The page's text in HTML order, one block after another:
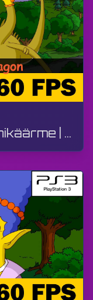
Pomotaistelu - Voita lohikäärme | Simpsonit-peli | Opas, ilman kommentteja, PS3